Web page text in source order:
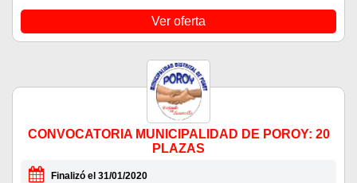
Ver oferta
CONVOCATORIA MUNICIPALIDAD DE POROY: 20
PLAZAS
Finalizó el 31/01/2020